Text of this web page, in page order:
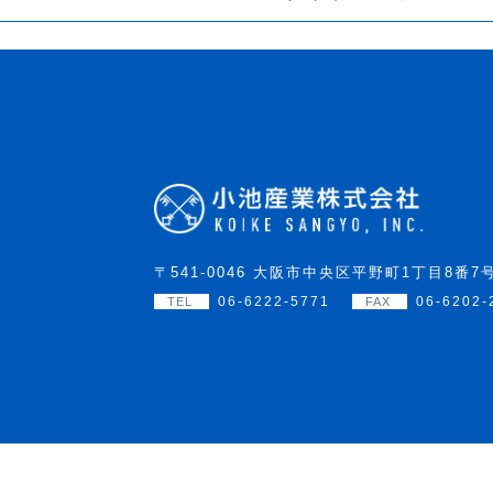
〒541-0046 大阪市中央区平野町1丁目8番7
TEL 06-6222-5771 FAX 06-6202-